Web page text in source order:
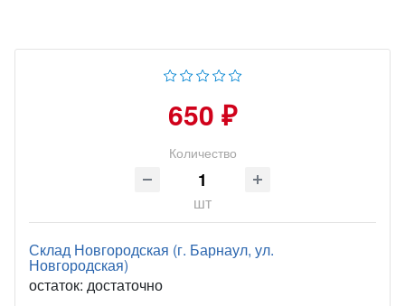
650 ₽
Количество
шт
Склад Новгородская (г. Барнаул, ул.
Новгородская)
остаток: достаточно